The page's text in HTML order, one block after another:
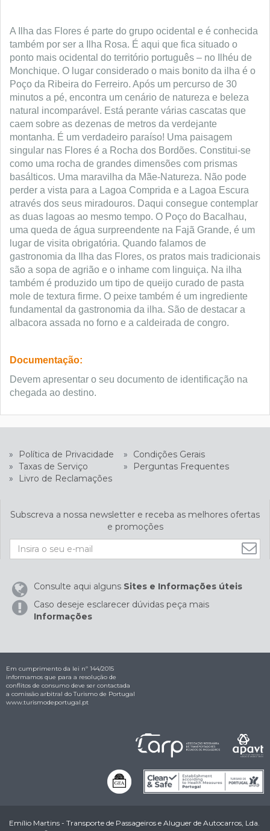
A Ilha das Flores é parte do grupo ocidental e é conhecida
também por ser a Ilha Rosa. É aqui que fica situado o
ponto mais ocidental do território português – no Ilhéu de
Monchique. O lugar considerado o mais bonito da ilha é o
Poço da Ribeira do Ferreiro. Após um percurso de 30
minutos a pé, encontra um cenário de natureza e beleza
natural incomparável. Está perante várias cascatas que
caem sobre as dezenas de metros da verdejante
montanha. É um verdadeiro paraíso! Uma paisagem
singular nas Flores é a Rocha dos Bordões. Constitui-se
como uma rocha de grandes dimensões com prismas
basálticos. Uma maravilha da Mãe-Natureza. Não pode
perder a vista para a Lagoa Comprida e a Lagoa Escura
através dos seus miradouros. Daqui consegue contemplar
as duas lagoas ao mesmo tempo. O Poço do Bacalhau,
uma queda de água surpreendente na Fajã Grande, é um
lugar de visita obrigatória. Quando falamos de
gastronomia da Ilha das Flores, os pratos mais tradicionais
são a sopa de agrião e o inhame com linguiça. Na ilha
também é produzido um tipo de queijo curado de pasta
mole de textura firme. O peixe também é um ingrediente
fundamental da gastronomia da ilha. São de destacar a
albacora assada no forno e a caldeirada de congro.
Documentação:
Devem apresentar o seu documento de identificação na
chegada ao destino.
» Política de Privacidade »
Condições Gerais
» Taxas de Serviço »
Perguntas Frequentes
»
Livro de Reclamações
Subscreva a nossa newsletter e receba as melhores ofertas
e promoções
Consulte aqui alguns Sites e Informações úteis
Caso deseje esclarecer dúvidas peça mais
Informações
Em cumprimento da lei nº 144/2015
informamos que para a resolução de
conflitos de consumo deve ser contactada
a comissão arbitral do Turismo de Portugal
www.turismodeportugal.pt
Emílio Martins - Transporte de Passageiros e Aluguer de Autocarros, Lda.